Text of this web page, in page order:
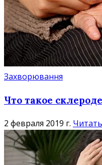
Захворювання
Что такое
2 февраля 2019 г.